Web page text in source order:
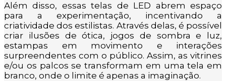
Além disso, essas telas de LED abrem espaço
para a experimentação, incentivando a
criatividade dos estilistas. Através delas, é possível
criar ilusões de ótica, jogos de sombra e luz,
estampas em movimento e interações
surpreendentes com o público. Assim, as vitrines
e/ou os palcos se transformam em uma tela em
branco, onde o limite é apenas a imaginação.